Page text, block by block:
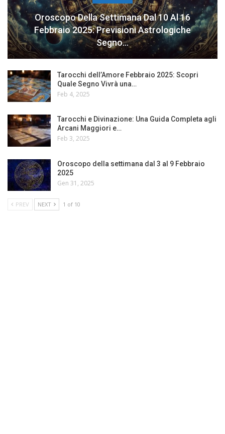
Oroscopo Della Settimana Dal 10 Al 16
Febbraio 2025: Previsioni Astrologiche
Segno…
Tarocchi dell’Amore Febbraio 2025: Scopri
Quale Segno Vivrà una…
Feb 4, 2025
Tarocchi e Divinazione: Una Guida Completa agli
Arcani Maggiori e…
Feb 3, 2025
Oroscopo della settimana dal 3 al 9 Febbraio
2025
Gen 31, 2025
PREV NEXT 1 of 10